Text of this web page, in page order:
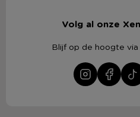
Volg al onze
Blijf op de hoogte